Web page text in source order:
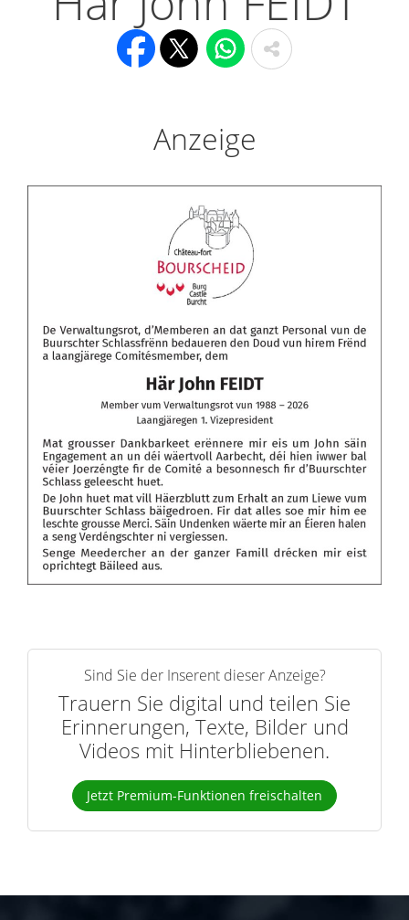
Anzeige
Sind Sie der Inserent dieser Anzeige?
Trauern Sie digital und teilen Sie
Erinnerungen, Texte, Bilder und
Videos mit Hinterbliebenen.
Jetzt Premium-Funktionen freischalten